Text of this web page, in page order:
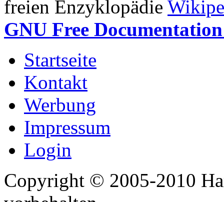
freien Enzyklopädie
GNU Free
Startseite
Kontakt
Werbung
Impressum
Login
Copyright © 2005-2010